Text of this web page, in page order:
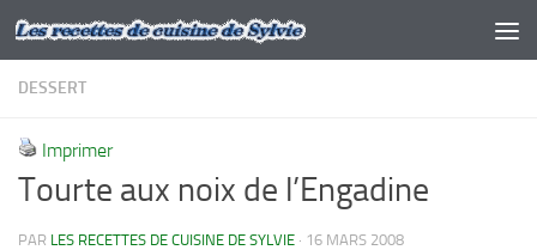
Skip to content
DESSERT
Imprimer
Tourte aux noix de l’Engadine
PAR LES RECETTES DE CUISINE DE SYLVIE · 16 MARS 2008